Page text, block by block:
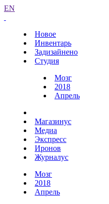
EN
Новое
Инвентарь
Задизайнено
Студия
Мозг
2018
Апрель
Магазинус
Медиа
Экспресс
Иронов
Журналус
Мозг
2018
Апрель